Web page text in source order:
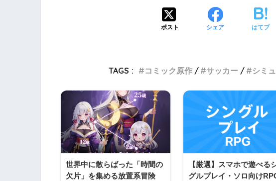
ポスト シェア はてブ
TAGS :
コミック原作 サッカー シミ
世界中に散らばった「時間の
欠片」を集める放置系冒険
【厳選】スマホで遊べる
グルプレイ・ソロ向け